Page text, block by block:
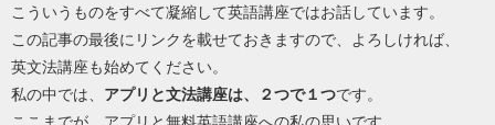
こういうものをすべて凝縮して英語講座ではお話しています。
この記事の最後にリンクを載せておきますので、よろしければ、
英文法講座も始めてください。
私の中では、 アプリと文法講座は、２つで１つです。